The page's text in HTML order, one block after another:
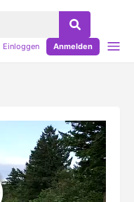
Einloggen Anmelden